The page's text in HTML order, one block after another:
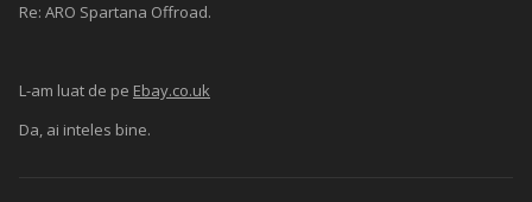
Re: ARO Spartana Offroad.
L-am luat de pe Ebay.co.uk
Da, ai inteles bine.